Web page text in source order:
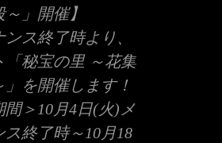
」開催】
ンス終了時より、
「秘宝の里 ～花集
」を開催します！
間＞10月4日(火)メ
ス終了時～10月18